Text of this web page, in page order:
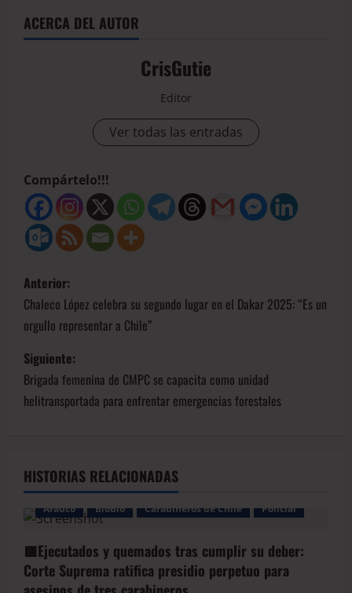
ACERCA DEL AUTOR
CrisGutie
Editor
Ver todas las entradas
Compártelo!!!
Anterior:
Chaleco López celebra su segundo lugar en el Dakar 2025: “Es un
orgullo representar a Chile”
Siguiente:
Brigada femenina de CMPC se capacita como unidad
helitransportada para enfrentar emergencias forestales
HISTORIAS RELACIONADAS
Arauco BioBio Carabineros de Chile Policial
🟥Ejecutados y quemados tras cumplir su deber:
Corte Suprema ratifica presidio perpetuo para